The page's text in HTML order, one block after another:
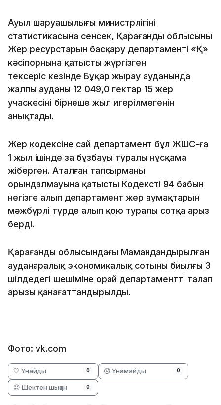
Ауыл шаруашылығы министрлігінің
статистикасына сенсек, Қарағанды облысының
Жер ресурстарын басқару департаменті «Қ»
кәсіпорнына қатысты жүргізген
тексеріс кезінде Бұқар жырау ауданында
жалпы ауданы 12 049,0 гектар 15 жер
учаскесінің бірнеше жыл игерілмегенін
анықтады.
Жер кодексіне сай департамент бұл ЖШС-ға
1 жыл ішінде заң бұзбауы туралы нұсқама
жіберген. Аталған тапсырманың
орындалмауына қатысты Кодекстің 94 бабын
негізге алып департамент жер аумақтарын
мәжбүрлі түрде алып қою туралы сотқа арыз
берді.
Қарағанды облысындағы Мамандандырылған
ауданаралық экономикалық сотының биылғы 3
шілдедегі шешіміне орай департаменттің талап
арызы қанағаттандырылды.
Фото: vk.com
🤍 Ұнайды 0 😞 Ұнамайды 0
😡 Шектен шыққан 0